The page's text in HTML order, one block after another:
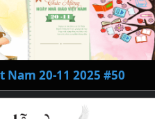
20-11 2025 #50